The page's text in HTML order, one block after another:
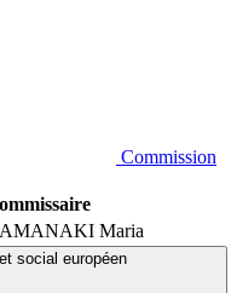
Commission
Maria
social européen